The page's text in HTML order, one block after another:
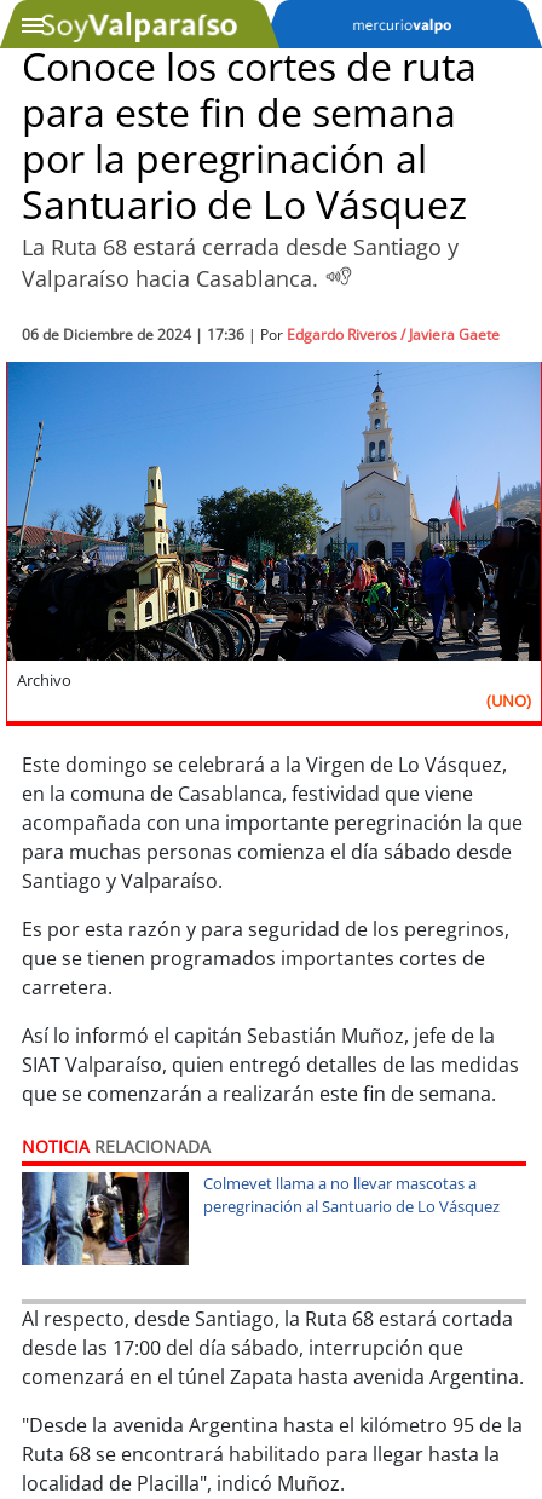
SOYTV
Podcast
Actualidad
Tecnología
Sostenibilidad
chile
soy
soyiquique
soycalama
soyantofagasta
soyvalparaíso
soyquillota
soysanantonio
soychillán
soysancarlos
soytalcahuano
soyconcepción
soycoronel
soy arauco
Conoce los cortes de ruta
para este fin de semana
por la peregrinación al
Santuario de Lo Vásquez
La Ruta 68 estará cerrada desde Santiago y
Valparaíso hacia Casablanca.
06 de Diciembre de 2024 | 17:36 | Por Edgardo Riveros / Javiera Gaete
Archivo
(UNO)
Este domingo se celebrará a la Virgen de Lo Vásquez,
en la comuna de Casablanca, festividad que viene
acompañada con una importante peregrinación la que
para muchas personas comienza el día sábado desde
Santiago y Valparaíso.
Es por esta razón y para seguridad de los peregrinos,
que se tienen programados importantes cortes de
carretera.
Así lo informó el capitán Sebastián Muñoz, jefe de la
SIAT Valparaíso, quien entregó detalles de las medidas
que se comenzarán a realizarán este fin de semana.
NOTICIARELACIONADA
Colmevet llama a no llevar mascotas a
peregrinación al Santuario de Lo Vásquez
Al respecto, desde Santiago, la Ruta 68 estará cortada
desde las 17:00 del día sábado, interrupción que
comenzará en el túnel Zapata hasta avenida Argentina.
"Desde la avenida Argentina hasta el kilómetro 95 de la
Ruta 68 se encontrará habilitado para llegar hasta la
localidad de Placilla", indicó Muñoz.